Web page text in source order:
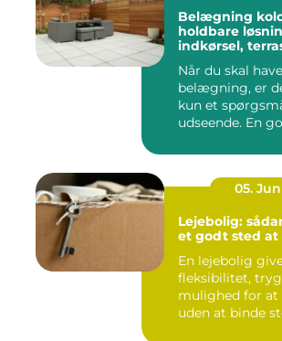
Belægning
holdbare
indkørsel,
Når du skal
belægning, er
kun et
udseende. En
05. Jun
Lejebolig:
et godt sted at
En lejebolig
fleksibilitet,
mulighed for at
uden at binde